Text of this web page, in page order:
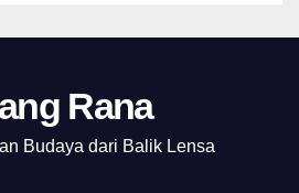
Rana
Budaya dari Balik Lensa